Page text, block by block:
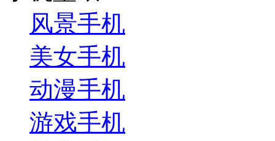
风景手机
美女手机
动漫手机
游戏手机